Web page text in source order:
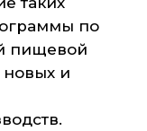
по
пищевой
и